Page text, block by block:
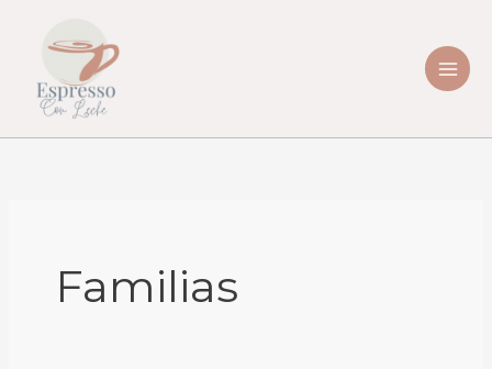
Familias